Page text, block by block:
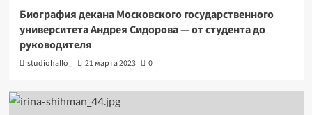
Биография декана Московского государственного
университета Андрея Сидорова — от студента до
руководителя
studiohallo_ 21 марта 2023 0